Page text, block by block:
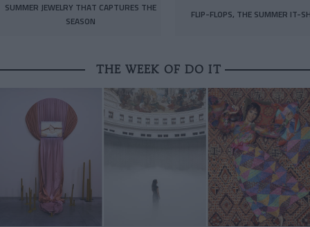
SUMMER JEWELRY THAT CAPTURES THE
SEASON
FLIP-FLOPS, THE SUMMER IT-
THE WEEK OF DO IT